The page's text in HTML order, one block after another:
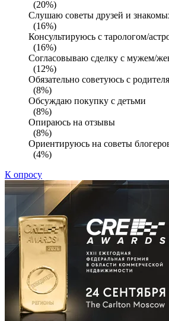
(20%)
Слушаю советы друзей и
(16%)
Консультируюсь с тарологом/
(16%)
Согласовываю сделку с мужем/
(12%)
Обязательно советуюсь с
(8%)
Обсуждаю покупку с детьми
(8%)
Опираюсь на отзывы
(8%)
Ориентируюсь на советы
(4%)
К опросу